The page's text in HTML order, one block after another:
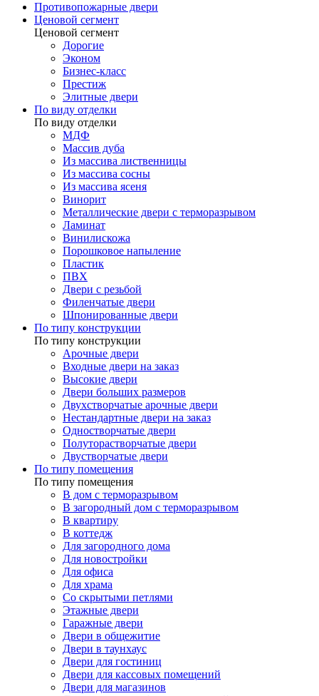
Противопожарные двери
Ценовой сегмент
Ценовой сегмент
Дорогие
Эконом
Бизнес-класс
Престиж
Элитные двери
По виду отделки
По виду отделки
МДФ
Массив дуба
Из массива лиственницы
Из массива сосны
Из массива ясеня
Винорит
Металлические двери с терморазрывом
Ламинат
Винилискожа
Порошковое напыление
Пластик
ПВХ
Двери с резьбой
Филенчатые двери
Шпонированные двери
По типу конструкции
По типу конструкции
Арочные двери
Входные двери на заказ
Высокие двери
Двери больших размеров
Двухстворчатые арочные двери
Нестандартные двери на заказ
Одностворчатые двери
Полуторастворчатые двери
Двустворчатые двери
По типу помещения
По типу помещения
В дом с терморазрывом
В загородный дом с терморазрывом
В квартиру
В коттедж
Для загородного дома
Для новостройки
Для офиса
Для храма
Со скрытыми петлями
Этажные двери
Гаражные двери
Двери в общежитие
Двери в таунхаус
Двери для гостиниц
Двери для кассовых помещений
Двери для магазинов